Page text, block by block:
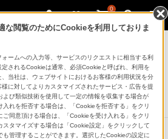
0
コーダー
レイ/DVDレコーダー
FBT4100/BDZ-
な閲覧のためにCookieを利用しておりま
ームへの入力等、サービスのリクエストに相当する利
されるCookieは通常、必須Cookieと呼ばれ、利用を
当社は、ウェブサイトにおけるお客様の利用状況を分
に対してよりカスタマイズされたサービス・広告を提
び類似技術を使用して一定の情報を収集する場合が
れを拒否する場合は、「Cookieを拒否する」をクリ
同意頂ける場合は、「Cookieを受け入れる」をクリ
スタマイズする場合は「Cookie設定」をクリックして
も管理することができます。選択したCookieの設定に